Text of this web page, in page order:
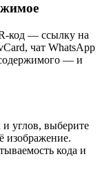
код — ссылку на
чат WhatsApp
— и
и углов, выберите
изображение.
кода и